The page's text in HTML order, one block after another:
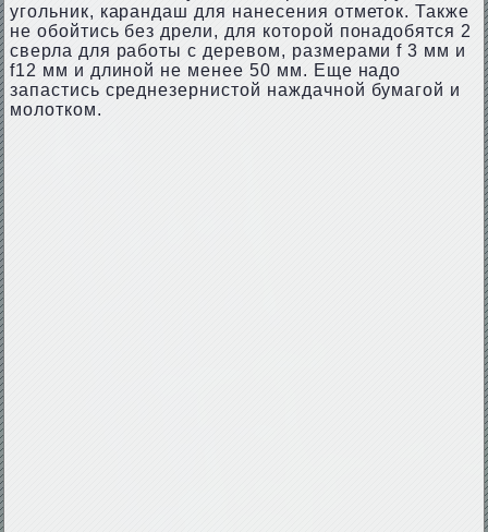
угольник, карандаш для нанесения отметок. Также
не обойтись без дрели, для которой понадобятся 2
сверла для работы с деревом, размерами f 3 мм и
f12 мм и длиной не менее 50 мм. Еще надо
запастись среднезернистой наждачной бумагой и
молотком.